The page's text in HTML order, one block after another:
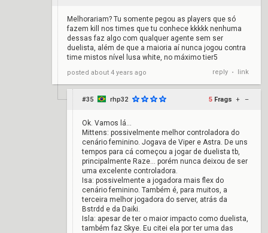
Melhorariam? Tu somente pegou as players que só
fazem kill nos times que tu conhece kkkkk nenhuma
dessas faz algo com qualquer agente sem ser
duelista, além de que a maioria aí nunca jogou contra
time mistos nível lusa white, no máximo tier5
posted about 4 years ago reply • link
#35 rhp32 5 Frags + –
Ok. Vamos lá...
Mittens: possivelmente melhor controladora do
cenário feminino. Jogava de Viper e Astra. De uns
tempos para cá começou a jogar de duelista tb,
principalmente Raze... porém nunca deixou de ser
uma excelente controladora.
Isa: possivelmente a jogadora mais flex do
cenário feminino. Também é, para muitos, a
terceira melhor jogadora do server, atrás da
Bstrdd e da Daiki.
Isla: apesar de ter o maior impacto como duelista,
também faz Skye. Eu citei ela por ter uma das